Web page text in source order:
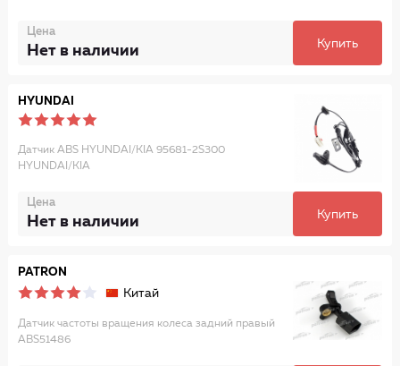
Цена
Нет в наличии Купить
HYUNDAI
Датчик ABS HYUNDAI/KIA 95681-2S300
HYUNDAI/KIA
Цена
Нет в наличии Купить
PATRON
Китай
Датчик частоты вращения колеса задний правый
ABS51486